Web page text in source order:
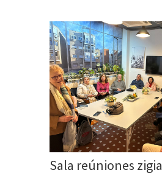
Sala reúniones zigia